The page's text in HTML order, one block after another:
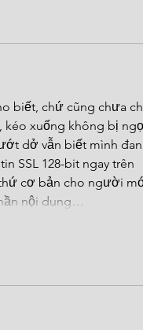
biết, chứ cũng chưa
kéo xuống không bị
dở vẫn biết mình
SSL 128-bit ngay trên
cơ bản cho người
nội dung…